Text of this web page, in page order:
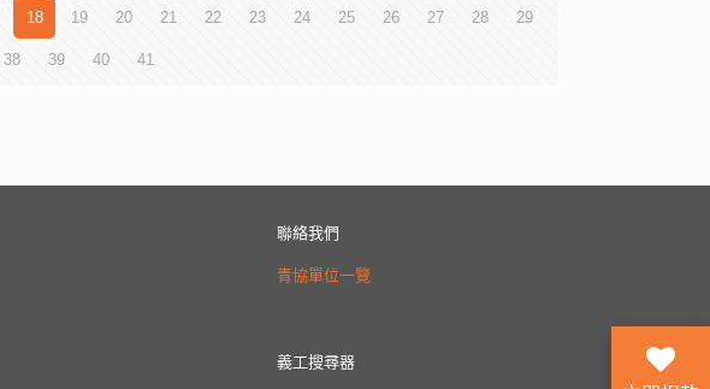
18 19 20 21 22 23 24 25 26 27 28 29
38 39 40 41
聯絡我們
青協單位一覽
義工搜尋器